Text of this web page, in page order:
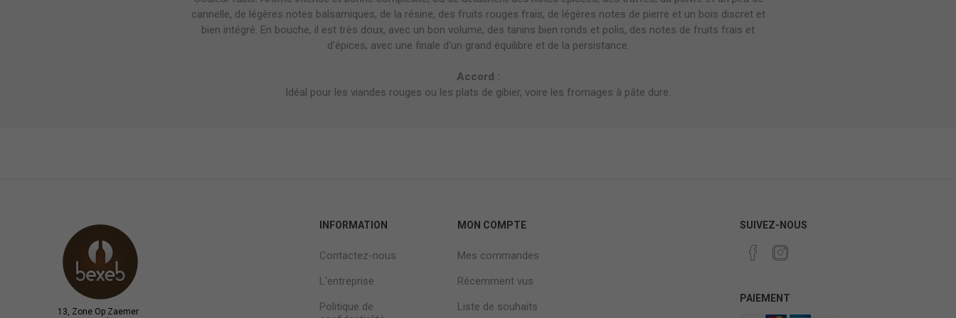
cannelle, de légères notes balsamiques, de la résine, des fruits rouges frais, de légères notes de pierre et un bois discret et
bien intégré. En bouche, il est très doux, avec un bon volume, des tanins bien ronds et polis, des notes de fruits frais et
d'épices, avec une finale d'un grand équilibre et de la persistance.
Accord :
Idéal pour les viandes rouges ou les plats de gibier, voire les fromages à pâte dure.
13, Zone Op Zaemer
INFORMATION
Contactez-nous
L'entreprise
Politique de
MON COMPTE
Mes commandes
Récemment vus
Liste de souhaits
SUIVEZ-NOUS
PAIEMENT